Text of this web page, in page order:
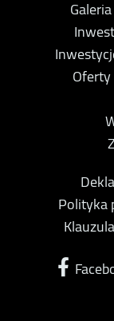
Polityka